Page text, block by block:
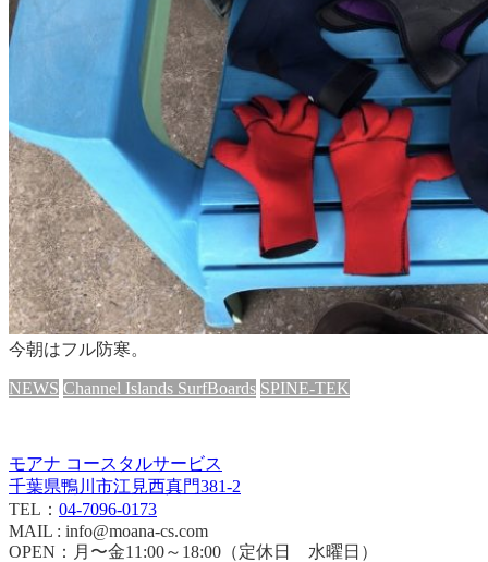
今朝はフル防寒。
NEWS Channel Islands SurfBoards SPINE-TEK
モアナ コースタルサービス
千葉県鴨川市江見西真門381-2
TEL： 04-7096-0173
MAIL : info@moana-cs.com
OPEN：月〜金11:00～18:00（定休日 水曜日）